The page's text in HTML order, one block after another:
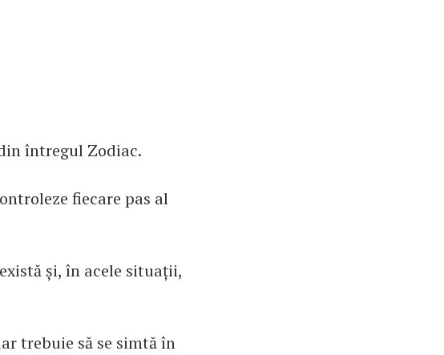
întregul Zodiac.
fiecare pas al
și, în acele situații,
trebuie să se simtă în